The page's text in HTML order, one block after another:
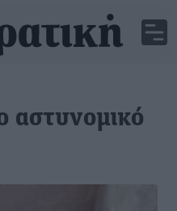
αστυνομικό